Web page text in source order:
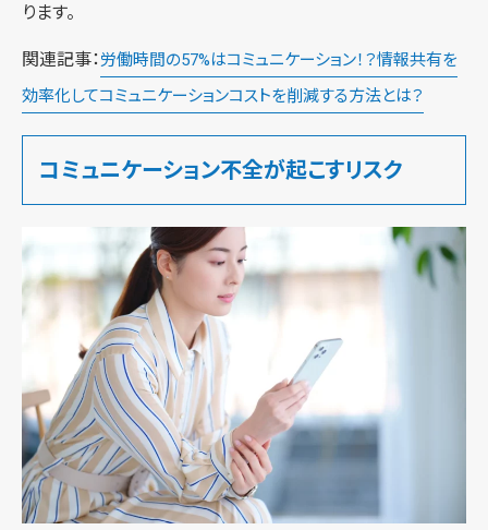
ります。
関連記事： 労働時間の57%はコミュニケーション！？情報共有を
効率化してコミュニケーションコストを削減する方法とは？
コミュニケーション不全が起こすリスク